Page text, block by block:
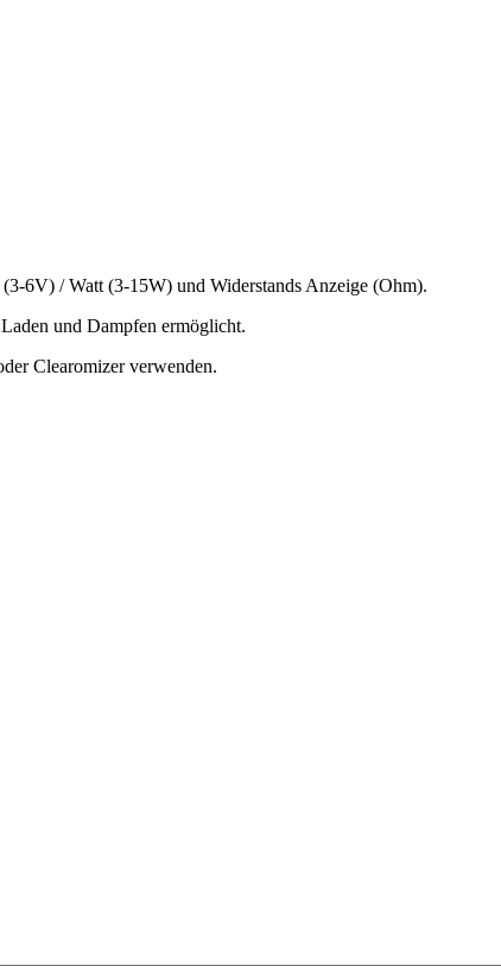
6V) / Watt (3-15W) und Widerstands Anzeige (Ohm).
und Dampfen ermöglicht.
Clearomizer verwenden.